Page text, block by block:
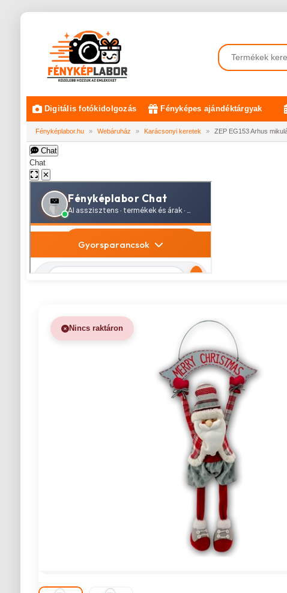
Digitális fotókidolgozás Fényképes ajándéktárgyak
Fényképlabor.hu » Webáruház » Karácsonyi keretek » ZEP EG153 Arhus
Chat
Chat
✕
Nincs raktáron